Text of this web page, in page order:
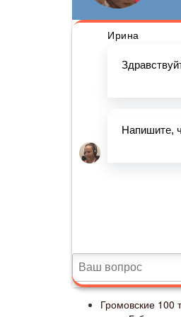
Громовские 100